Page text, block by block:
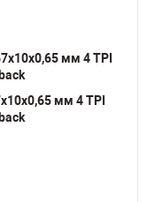
мм 4 TPI